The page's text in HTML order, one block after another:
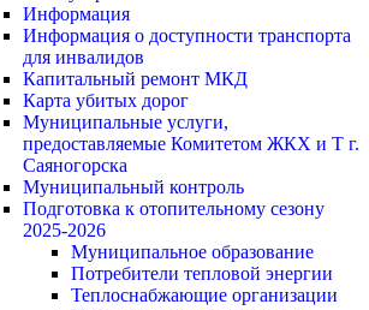
Информация
Информация о доступности транспорта
для инвалидов
Капитальный ремонт МКД
Карта убитых дорог
Муниципальные услуги,
предоставляемые Комитетом ЖКХ и Т г.
Саяногорска
Муниципальный контроль
Подготовка к отопительному сезону
2025-2026
Муниципальное образование
Потребители тепловой энергии
Теплоснабжающие организации